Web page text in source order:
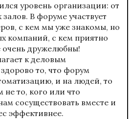
уровень организации: от
В форуме участвует
с кем мы уже знакомы, но
компаний, с кем приятно
очень дружелюбны!
к деловым
то, что форум
и на людей, то
не то, кого или что
сосуществовать вместе и
эффективнее.